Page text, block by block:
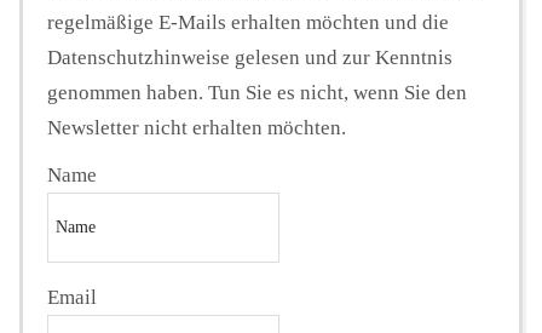
regelmäßige E-Mails erhalten möchten und die
Datenschutzhinweise gelesen und zur Kenntnis
genommen haben. Tun Sie es nicht, wenn Sie den
Newsletter nicht erhalten möchten.
Name
Email